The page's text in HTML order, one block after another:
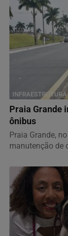
INFRAESTRUTURA
Praia Grande
ônibus
Praia Grande,
manutenção de